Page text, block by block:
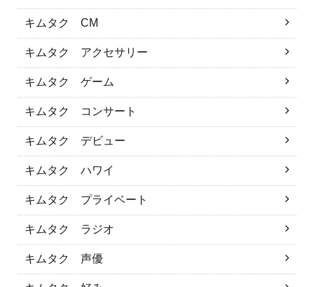
キムタク CM
キムタク アクセサリー
キムタク ゲーム
キムタク コンサート
キムタク デビュー
キムタク ハワイ
キムタク プライベート
キムタク ラジオ
キムタク 声優